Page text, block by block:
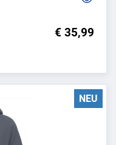
€ 35,99
NEU